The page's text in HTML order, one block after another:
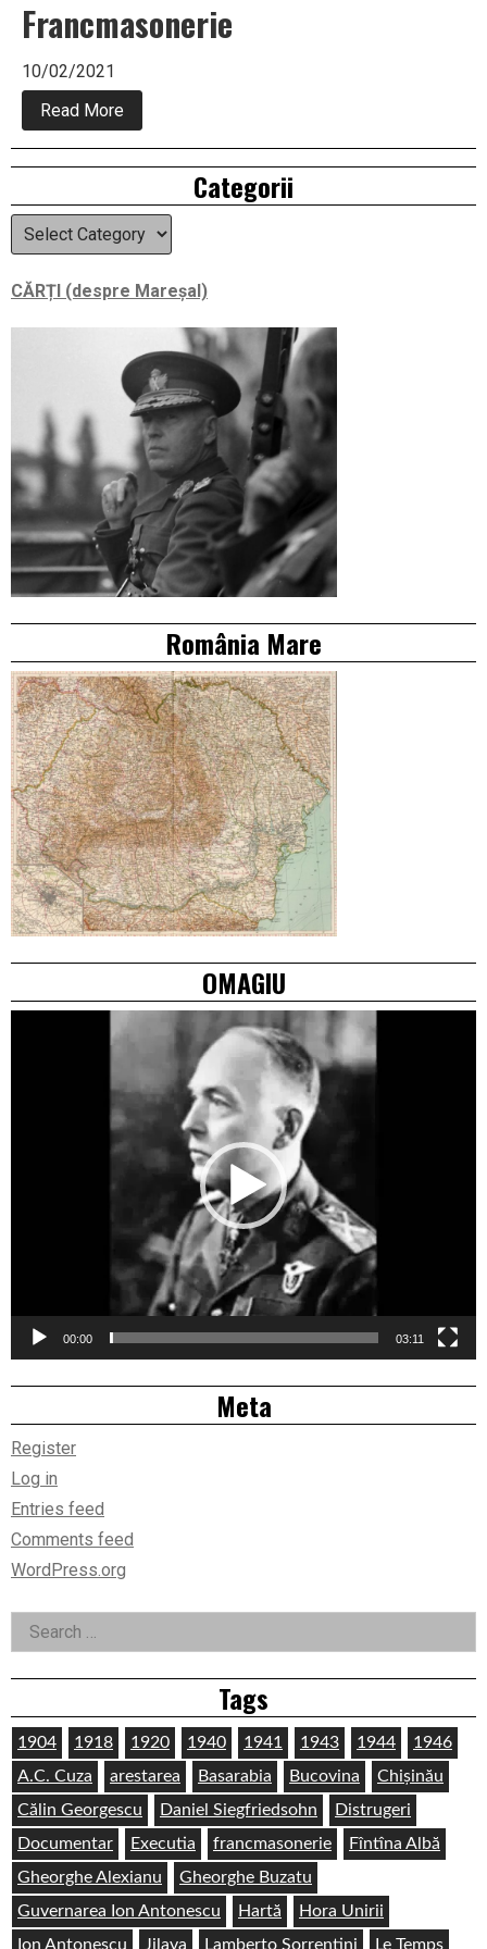
Francmasonerie
10/02/2021
Read More
Francmasonerie
Asides
Categorii
Categorii
CĂRȚI (despre Mareșal)
România Mare
OMAGIU
00:00 03:11
Meta
Register
Log in
Entries feed
Comments feed
WordPress.org
Search
for:
Tags
1904 1918 1920 1940 1941 1943 1944
1946
A.C. Cuza
arestarea Basarabia Bucovina
Chișinău
Călin Georgescu
Daniel Siegfriedsohn
Distrugeri
Documentar
Executia francmasonerie
Fîntîna Albă
Gheorghe Alexianu
Gheorghe Buzatu
Guvernarea Ion Antonescu
Hartă
Hora Unirii
Ion Antonescu
Jilava Lamberto Sorrentini Le Temps